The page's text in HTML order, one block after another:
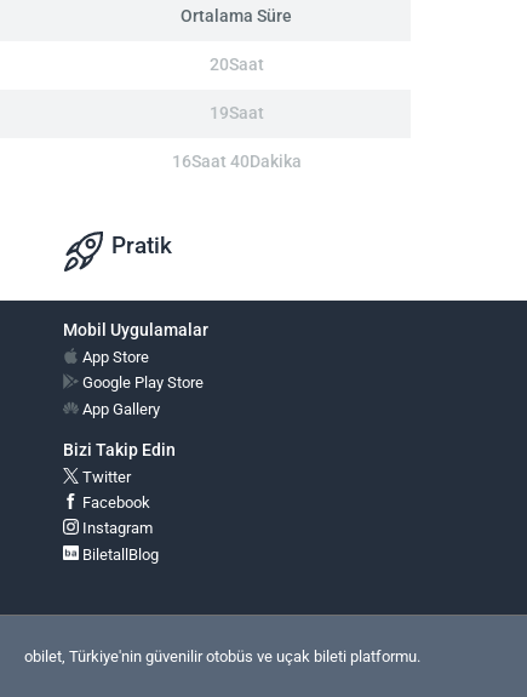
Ortalama Süre
20Saat
19Saat
16Saat 40Dakika
Pratik
Mobil Uygulamalar
App Store
Google Play Store
App Gallery
Bizi Takip Edin
Twitter
Facebook
Instagram
BiletallBlog
obilet, Türkiye'nin güvenilir otobüs ve uçak bileti platformu.